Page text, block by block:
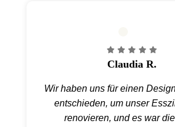
Claudia R.
Wir haben uns für einen
entschieden, um unser
renovieren, und es war